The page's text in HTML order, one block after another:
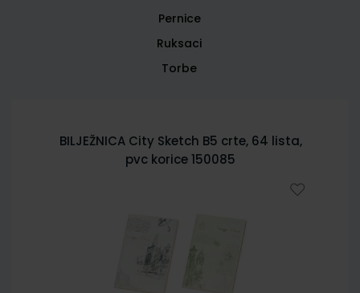
Pernice
Ruksaci
Torbe
BILJEŽNICA City Sketch B5 crte, 64 lista,
pvc korice 150085